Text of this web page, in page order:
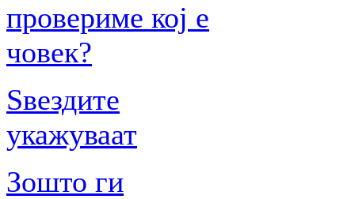
провериме кој е
човек?
Ѕвездите
укажуваат
Зошто ги